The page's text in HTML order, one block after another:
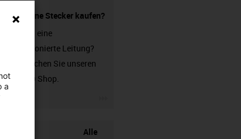
Leitung ohne Stecker kaufen?
Sie suchen eine
unkonfektionierte Leitung?
Dann besuchen Sie unseren
Shop.
Alle
a